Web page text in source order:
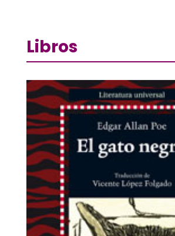
Libros